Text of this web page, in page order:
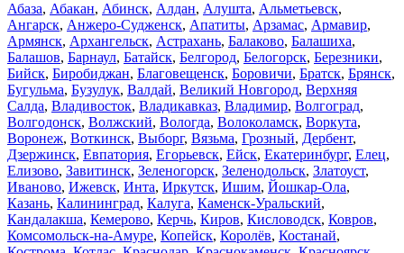
Абаза, Абакан, Абинск, Алдан, Алушта, Альметьевск,
Ангарск, Анжеро-Судженск, Апатиты, Арзамас, Армавир,
Армянск, Архангельск, Астрахань, Балаково, Балашиха,
Балашов, Барнаул, Батайск, Белгород, Белогорск, Березники,
Бийск, Биробиджан, Благовещенск, Боровичи, Братск, Брянск,
Бугульма, Бузулук, Валдай, Великий Новгород, Верхняя
Салда, Владивосток, Владикавказ, Владимир, Волгоград,
Волгодонск, Волжский, Вологда, Волоколамск, Воркута,
Воронеж, Воткинск, Выборг, Вязьма, Грозный, Дербент,
Дзержинск, Евпатория, Егорьевск, Ейск, Екатеринбург, Елец,
Елизово, Завитинск, Зеленогорск, Зеленодольск, Златоуст,
Иваново, Ижевск, Инта, Иркутск, Ишим, Йошкар-Ола,
Казань, Калининград, Калуга, Каменск-Уральский,
Кандалакша, Кемерово, Керчь, Киров, Кисловодск, Ковров,
Комсомольск-на-Амуре, Копейск, Королёв, Костанай,